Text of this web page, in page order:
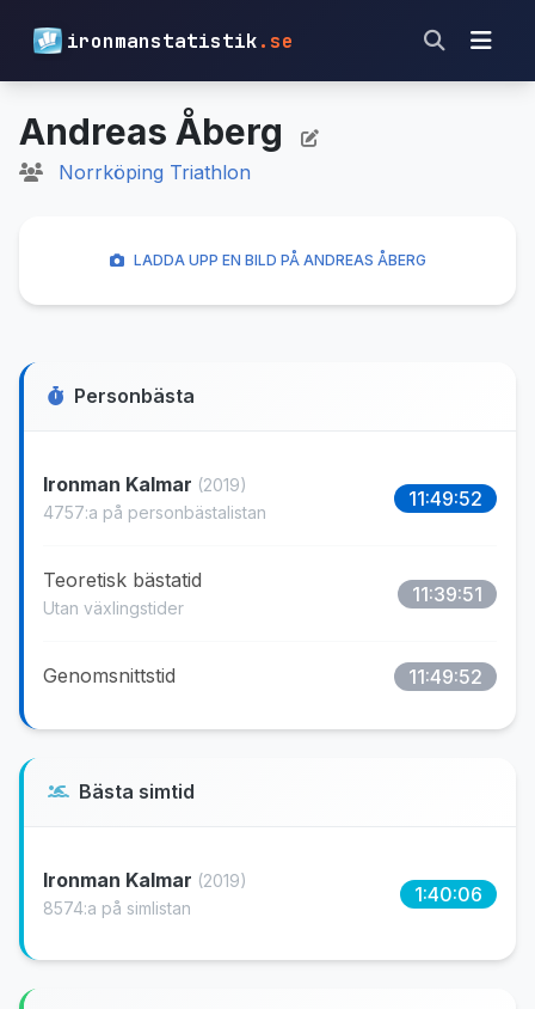
ironmanstatistik.se
Andreas Åberg
Norrköping Triathlon
Personbästa
Ironman Kalmar (2019)
4757:a på personbästalistan
11:49:52
Teoretisk bästatid
Utan växlingstider
11:39:51
Genomsnittstid 11:49:52
Bästa simtid
Ironman Kalmar (2019)
8574:a på simlistan
1:40:06
LADDA UPP EN BILD PÅ ANDREAS ÅBERG